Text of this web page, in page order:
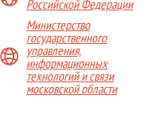
Российской Федерации
Министерство
государственного
управления,
информационных
технологий и связи
московской области